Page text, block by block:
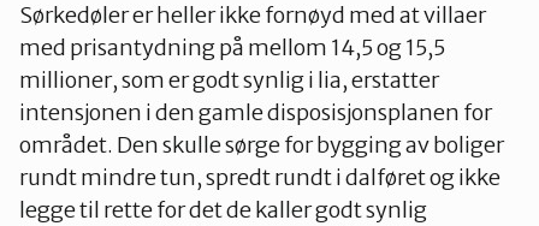
Sørkedøler er heller ikke fornøyd med at villaer
med prisantydning på mellom 14,5 og 15,5
millioner, som er godt synlig i lia, erstatter
intensjonen i den gamle disposisjonsplanen for
området. Den skulle sørge for bygging av boliger
rundt mindre tun, spredt rundt i dalføret og ikke
legge til rette for det de kaller godt synlig